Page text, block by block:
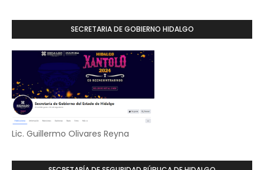
SECRETARIA DE GOBIERNO HIDALGO
Lic. Guillermo Olivares Reyna